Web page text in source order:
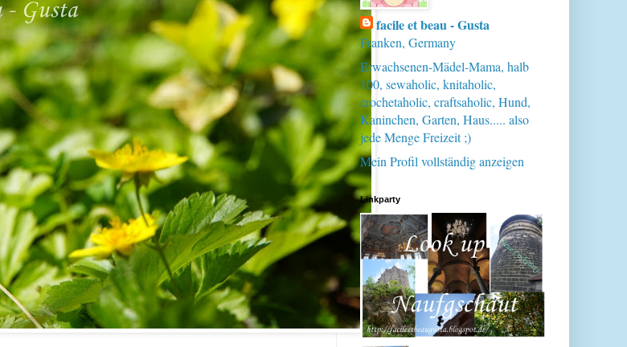
facile et beau - Gusta
Franken, Germany
Erwachsenen-Mädel-Mama, halb
100, sewaholic, knitaholic,
crochetaholic, craftsaholic, Hund,
Kaninchen, Garten, Haus..... also
jede Menge Freizeit ;)
Mein Profil vollständig anzeigen
Linkparty